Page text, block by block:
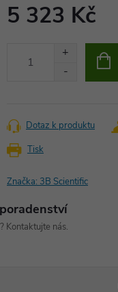
5 323 Kč
Tisk
Dotaz k produktu
Značka: 3B Scientific
Kontaktujte nás.